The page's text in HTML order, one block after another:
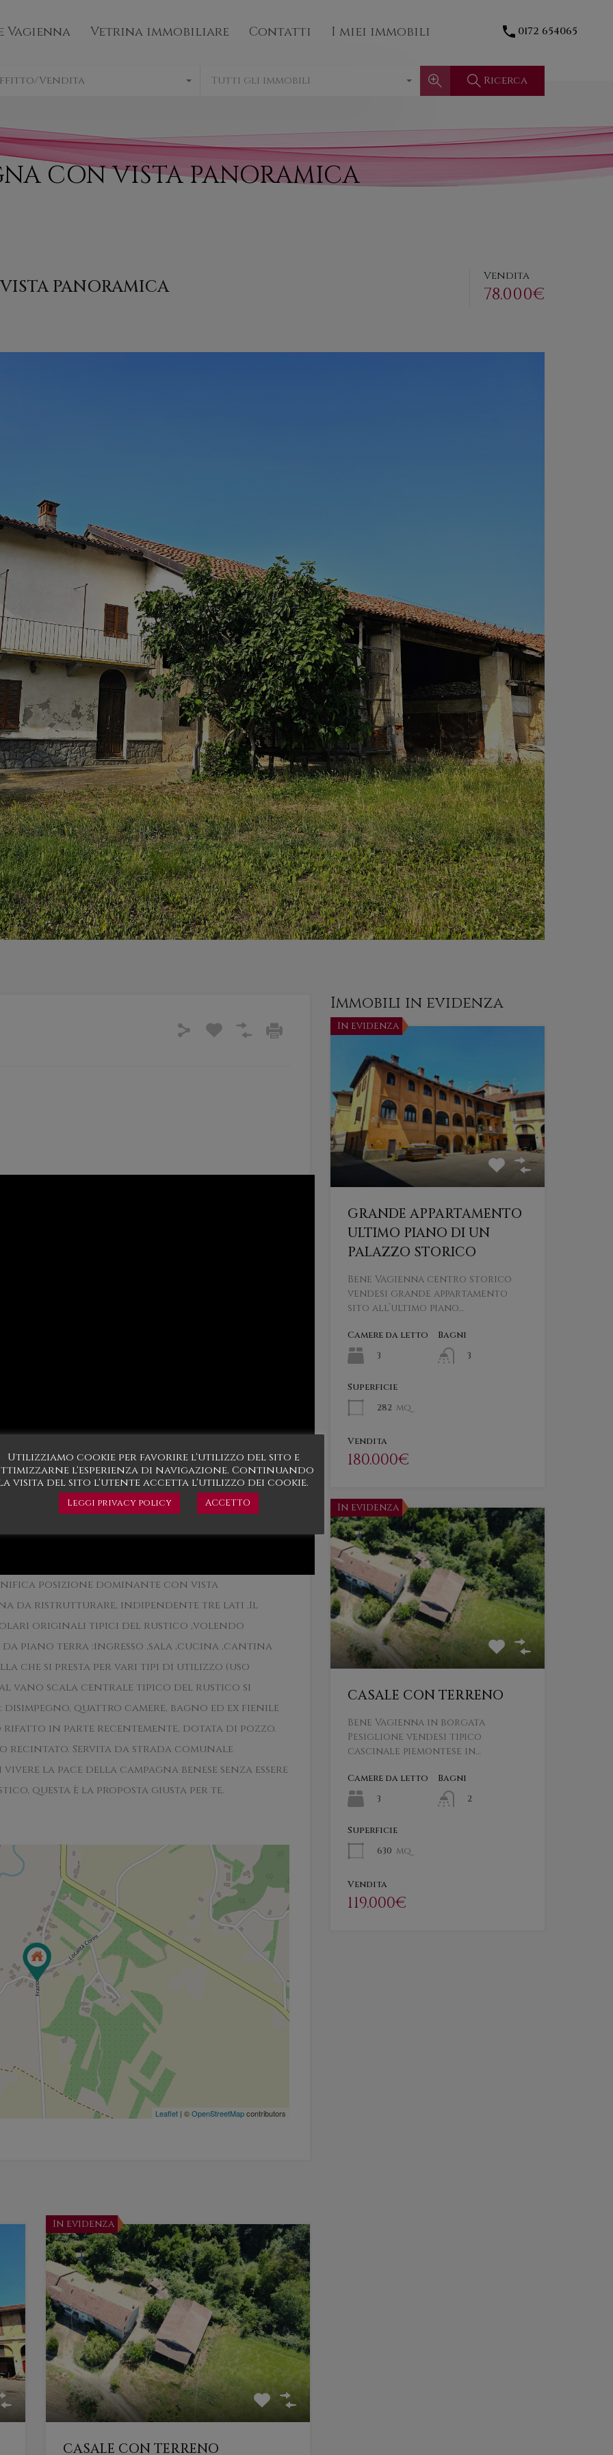
Bene Vagienna Vetrina immobiliare Contatti I miei immobili 0172 654065
Vagienna Vetrina immobiliare Contatti I miei immobili 0172 654065
Vendita Tutti gli immobili Ricerca
CON VISTA PANORAMICA
PANORAMICA
Vendita
78.000€
posizione dominante con vista
da ristrutturare, indipendente tre lati .Il
originali tipici del rustico ,volendo
piano terra :ingresso ,sala ,cucina ,cantina
che si presta per vari tipi di utilizzo (uso
vano scala centrale tipico del rustico si
quattro camere, bagno ed ex fienile
rifatto in parte recentemente, dotata di pozzo.
Servita da strada comunale
la pace della campagna benese senza essere
questa è la proposta giusta per te.
Leaflet| ©OpenStreetMapcontributors
In evidenza
CASALE CON TERRENO
Immobili in evidenza
In evidenza
GRANDE APPARTAMENTO
ULTIMO PIANO DI UN
PALAZZO STORICO
Bene Vagienna centro storico
vendesi grande appartamento
sito all’ultimo piano…
Camere da letto
3
Bagni
3
Superficie
282 mq
Vendita
180.000€
In evidenza
CASALE CON TERRENO
Bene Vagienna in borgata
Pesiglione vendesi tipico
cascinale piemontese in…
Camere da letto
3
Bagni
2
Superficie
630 mq
Vendita
119.000€
Utilizziamo cookie per favorire l'utilizzo del sito e
l'esperienza di navigazione. Continuando
visita del sito l'utente accetta l'utilizzo dei cookie.
Leggi privacy policy ACCETTO